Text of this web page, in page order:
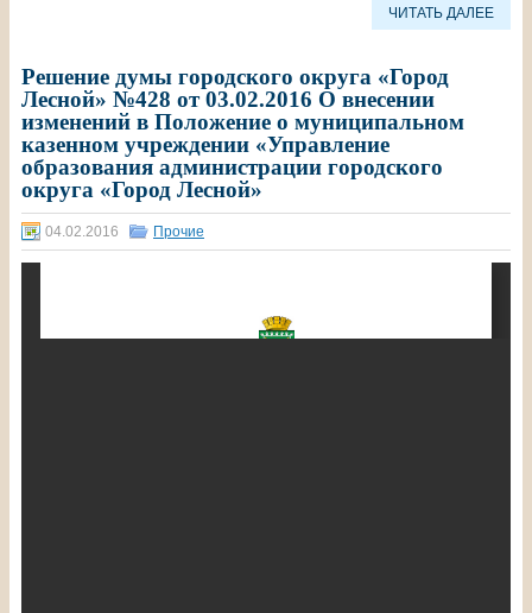
ЧИТАТЬ ДАЛЕЕ
Решение думы городского округа «Город
Лесной» №428 от 03.02.2016 О внесении
изменений в Положение о муниципальном
казенном учреждении «Управление
образования администрации городского
округа «Город Лесной»
04.02.2016 Прочие